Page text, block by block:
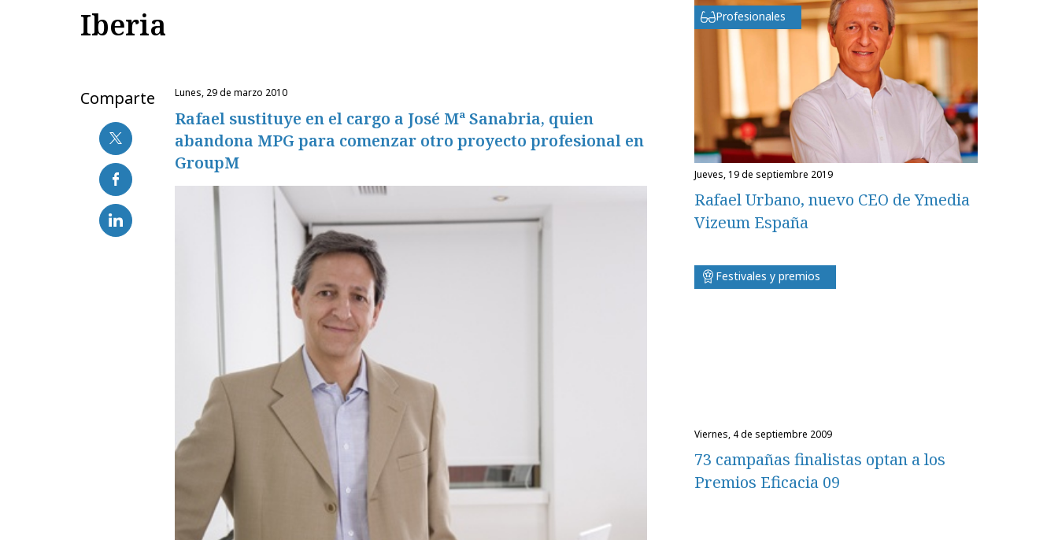
Iberia
Comparte lunes, 29 de marzo 2010
Rafael sustituye en el cargo a José Mª Sanabria, quien
abandona MPG para comenzar otro proyecto profesional en
GroupM
Profesionales
jueves, 19 de septiembre 2019
Rafael Urbano, nuevo CEO de Ymedia
Vizeum España
Festivales y premios
viernes, 4 de septiembre 2009
73 campañas finalistas optan a los
Premios Eficacia 09